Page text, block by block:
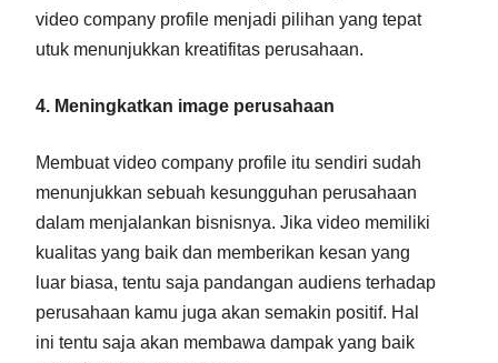
video company profile menjadi pilihan yang tepat
utuk menunjukkan kreatifitas perusahaan.
4. Meningkatkan image perusahaan
Membuat video company profile itu sendiri sudah
menunjukkan sebuah kesungguhan perusahaan
dalam menjalankan bisnisnya. Jika video memiliki
kualitas yang baik dan memberikan kesan yang
luar biasa, tentu saja pandangan audiens terhadap
perusahaan kamu juga akan semakin positif. Hal
ini tentu saja akan membawa dampak yang baik